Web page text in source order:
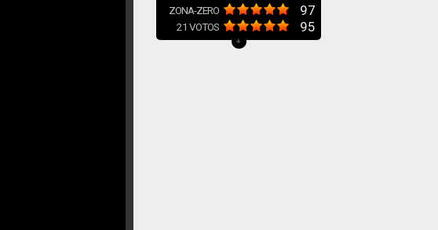
ZONA-ZERO 97
21 VOTOS 95
+